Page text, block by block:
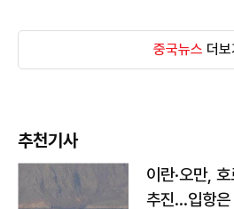
중국뉴스 더보
추천기사
이란·오만,
추진…입항은